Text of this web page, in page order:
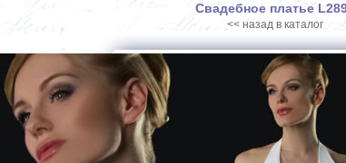
Свадебное платье
<< назад в каталог